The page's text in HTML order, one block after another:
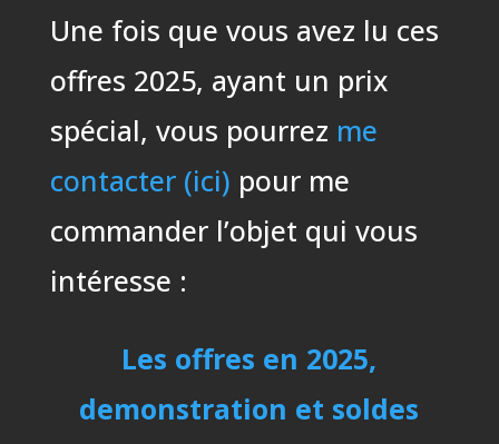
Une fois que vous avez lu ces
offres 2025, ayant un prix
spécial, vous pourrez me
contacter (ici) pour me
commander l’objet qui vous
intéresse :
Les offres en 2025,
demonstration et soldes